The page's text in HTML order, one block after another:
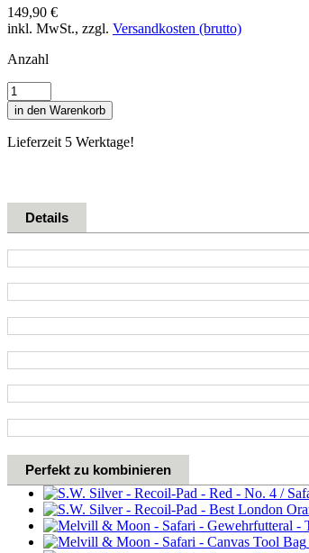
149,90 €
inkl. MwSt., zzgl. Versandkosten (brutto)
Anzahl
in den Warenkorb
Lieferzeit 5 Werktage!
Details
Perfekt zu kombinieren